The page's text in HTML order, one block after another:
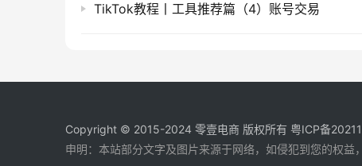
TikTok教程丨工具推荐篇（4）账号交易
Copyright © 2015-2024 零壹电商 版权所有 粤ICP备
申明：本站部分文字及图片来源于网络，如侵犯到您的权益